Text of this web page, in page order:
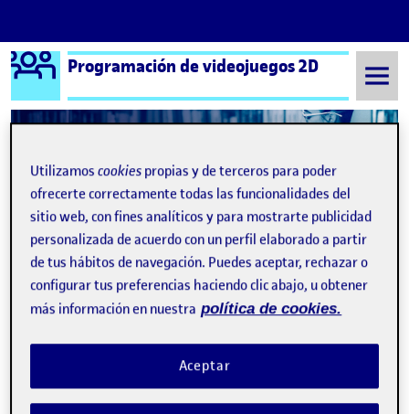
Saltar al contenido
Logo Ágora
Programación de videojuegos 2D
Semestre 20211 - Aula 1 PEC04 de Prog. 2D
Navegación de entradas
Anterior: PEC4 Final Siguiente
Publicado porPEC04 de Prog. 2D
Publicado por
Emanuel Xavier Sitaras Stier
Visibilidad:
Pública -Fecha de publicación
10 Ene 2022 -comentarioen PEC04 de Prog. 2D
Recta final de la asignatura, y lo que he hecho es salir de
cualquiera de las tres PECS anteriores.
Utilizamoscookies propias y de terceros para poder
ofrecerte correctamente todas las funcionalidades del
sitio web, con fines analíticos y para mostrarte publicidad
personalizada de acuerdo con un perfil elaborado a partir
de tus hábitos de navegación. Puedes aceptar, rechazar o
configurar tus preferencias haciendo clic abajo, u obtener
más información en nuestra política de cookies.
Aceptar